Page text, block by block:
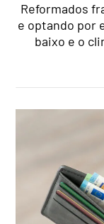
Reformados
e optando por
baixo e o